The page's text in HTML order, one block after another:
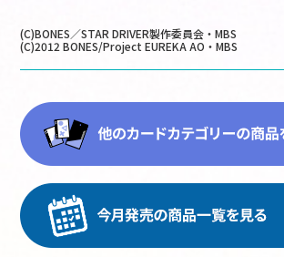
(C)BONES／STAR DRIVER製作委員会・MBS
(C)2012 BONES/Project EUREKA AO・MBS